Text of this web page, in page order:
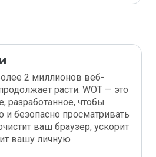
2 миллионов веб-
расти. WOT — это
разработанное, чтобы
безопасно просматривать
ваш браузер, ускорит
вашу личную